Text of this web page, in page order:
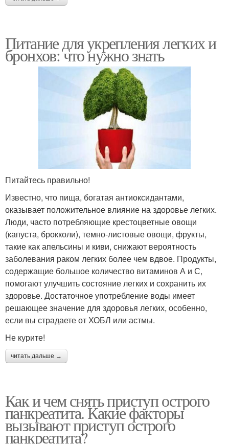
Питание для укрепления легких и
бронхов: что нужно знать
Питайтесь правильно!
Известно, что пища, богатая антиоксидантами,
оказывает положительное влияние на здоровье легких.
Люди, часто потребляющие крестоцветные овощи
(капуста, брокколи), темно-листовые овощи, фрукты,
такие как апельсины и киви, снижают вероятность
заболевания раком легких более чем вдвое. Продукты,
содержащие большое количество витаминов А и С,
помогают улучшить состояние легких и сохранить их
здоровье. Достаточное употребление воды имеет
решающее значение для здоровья легких, особенно,
если вы страдаете от ХОБЛ или астмы.
Не курите!
читать дальше →
Как и чем снять приступ острого
панкреатита. Какие факторы
вызывают приступ острого
панкреатита?